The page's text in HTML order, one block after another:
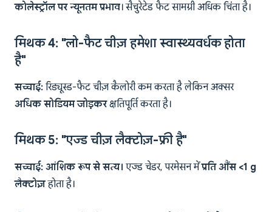
कोलेस्ट्रॉल पर न्यूनतम प्रभाव। सैचुरेटेड फैट सामग्री अधिक चिंता है।
मिथक 4: "लो-फैट चीज़ हमेशा स्वास्थ्यवर्धक होता
है"
सच्चाई: रिड्यूस्ड-फैट चीज़ कैलोरी कम करता है लेकिन अक्सर
अधिक सोडियम जोड़करक्षतिपूर्ति करता है।
मिथक 5: "एज्ड चीज़ लैक्टोज़-फ्री है"
सच्चाई: आंशिक रूप से सत्य। एज्ड चेडर, परमेसन मेंप्रति औंस <1 g
लैक्टोज़होता है।